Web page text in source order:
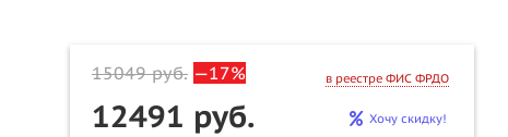
15049руб. —17% в реестре ФИС ФРДО
12491 руб. Хочу скидку!